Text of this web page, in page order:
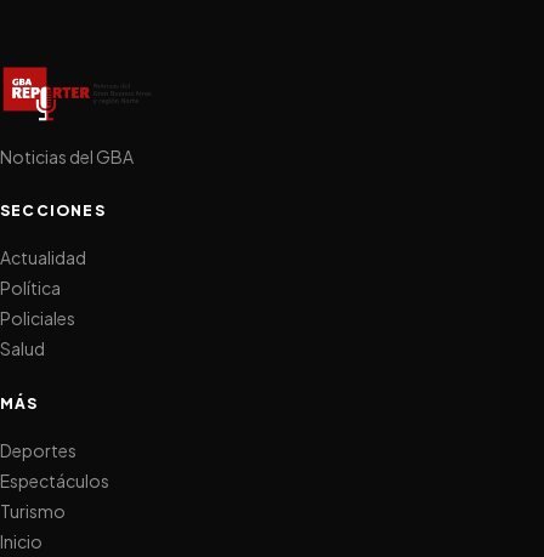
Noticias del GBA
SECCIONES
Actualidad
Política
Policiales
Salud
MÁS
Deportes
Espectáculos
Turismo
Inicio